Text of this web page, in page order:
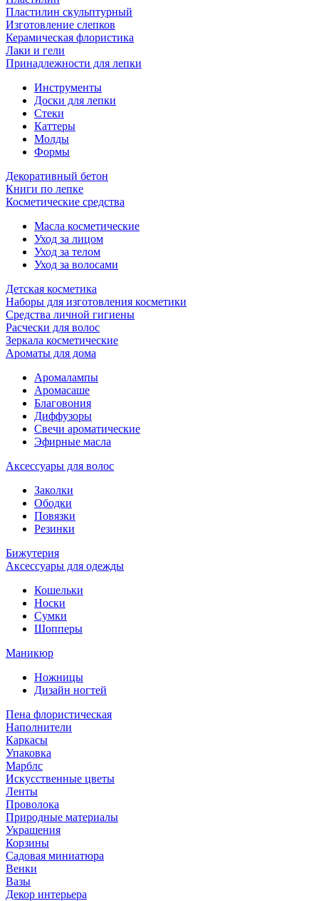
Пластилин скульптурный
Изготовление слепков
Керамическая флористика
Лаки и гели
Принадлежности для лепки
Инструменты
Доски для лепки
Стеки
Каттеры
Молды
Формы
Декоративный бетон
Книги по лепке
Косметические средства
Масла косметические
Уход за лицом
Уход за телом
Уход за волосами
Детская косметика
Наборы для изготовления косметики
Средства личной гигиены
Расчески для волос
Зеркала косметические
Ароматы для дома
Аромалампы
Аромасаше
Благовония
Диффузоры
Свечи ароматические
Эфирные масла
Аксессуары для волос
Заколки
Ободки
Повязки
Резинки
Бижутерия
Аксессуары для одежды
Кошельки
Носки
Сумки
Шопперы
Маникюр
Ножницы
Дизайн ногтей
Пена флористическая
Наполнители
Каркасы
Упаковка
Марблс
Искусственные цветы
Ленты
Проволока
Природные материалы
Украшения
Корзины
Садовая миниатюра
Венки
Вазы
Декор интерьера